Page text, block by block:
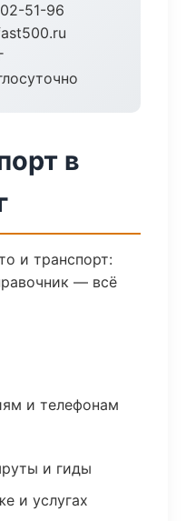
51-96
в
и транспорт:
— всё
и телефонам
и гиды
и услугах